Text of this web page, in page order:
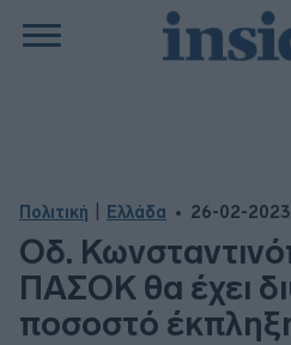
Πολιτική Ελλάδα 26-02-2023
Oδ.
ΠΑΣΟΚ θα έχει
ποσοστό